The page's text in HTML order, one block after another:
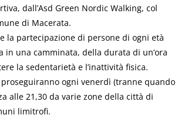
dall’Asd Green Nordic Walking, col
di Macerata.
la partecipazione di persone di ogni età
in una camminata, della durata di un’ora
la sedentarietà e l’inattività fisica.
ogni venerdì (tranne quando
alle 21,30 da varie zone della città di
limitrofi.